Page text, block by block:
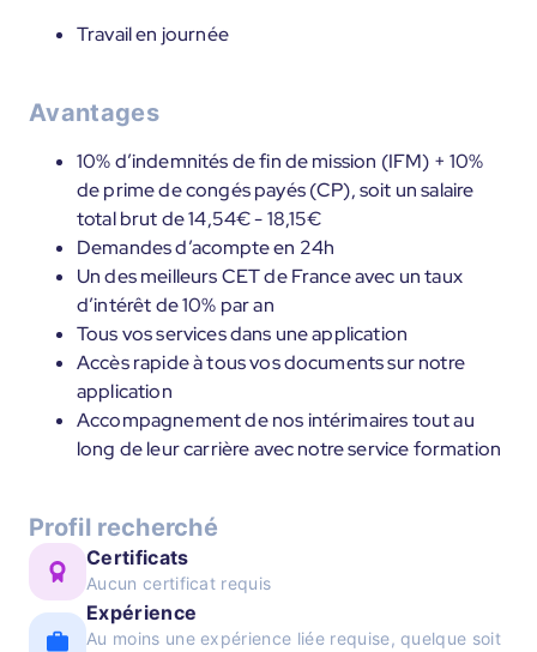
Travail en journée
Avantages
10% d’indemnités de fin de mission (IFM) + 10%
de prime de congés payés (CP), soit un salaire
total brut de 14,54€ - 18,15€
Demandes d’acompte en 24h
Un des meilleurs CET de France avec un taux
d’intérêt de 10% par an
Tous vos services dans une application
Accès rapide à tous vos documents sur notre
application
Accompagnement de nos intérimaires tout au
long de leur carrière avec notre service formation
Profil recherché
Certificats
Aucun certificat requis
Expérience
Au moins une expérience liée requise, quelque soit